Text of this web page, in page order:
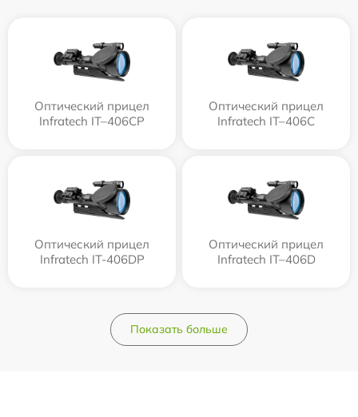
Оптический прицел
Infratech IT–406СP
Оптический прицел
Infratech IT–406С
Оптический прицел
Infratech IT-406DP
Оптический прицел
Infratech IT–406D
Показать больше